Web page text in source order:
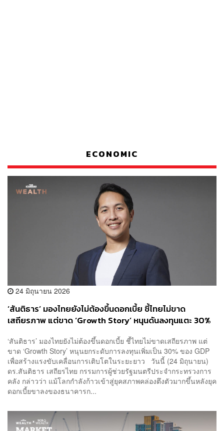
ECONOMIC
24 มิถุนายน 2026
‘สันติธาร’ มองไทยยังไม่ต้องขึ้นดอกเบี้ย ชี้ไทยไม่ขาด
เสถียรภาพ แต่ขาด ‘Growth Story’ หนุนดันลงทุนแตะ 30%
‘สันติธาร’ มองไทยยังไม่ต้องขึ้นดอกเบี้ย ชี้ไทยไม่ขาดเสถียรภาพ แต่
ขาด ‘Growth Story’ หนุนยกระดับการลงทุนเพิ่มเป็น 30% ของ GDP
เพื่อสร้างแรงขับเคลื่อนการเติบโตในระยะยาว วันนี้ (24 มิถุนายน)
ดร.สันติธาร เสถียรไทย กรรมการผู้ช่วยรัฐมนตรีประจำกระทรวงการ
คลัง กล่าวว่า แม้โลกกำลังก้าวเข้าสู่ยุคสภาพคล่องตึงตัวมากขึ้นหลังยุค
ดอกเบี้ยขาลงของธนาคารก...